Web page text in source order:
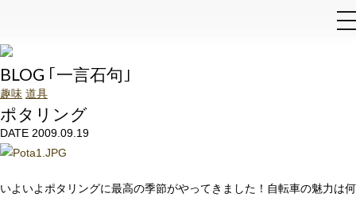
BLOG ｢一言石句｣
趣味 道具
ポタリング
DATE 2009.09.19
いよいよポタリングに最高の季節がやってきました！自転車の魅力は何